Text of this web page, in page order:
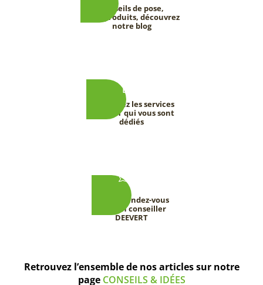
Conseils de pose,
tests produits, découvrez
notre blog
Découvrez les services
DEEVERT qui vous sont
dédiés
Prenez rendez-vous
avec un conseiller
DEEVERT
Retrouvez l’ensemble de nos articles sur notre
page CONSEILS & IDÉES